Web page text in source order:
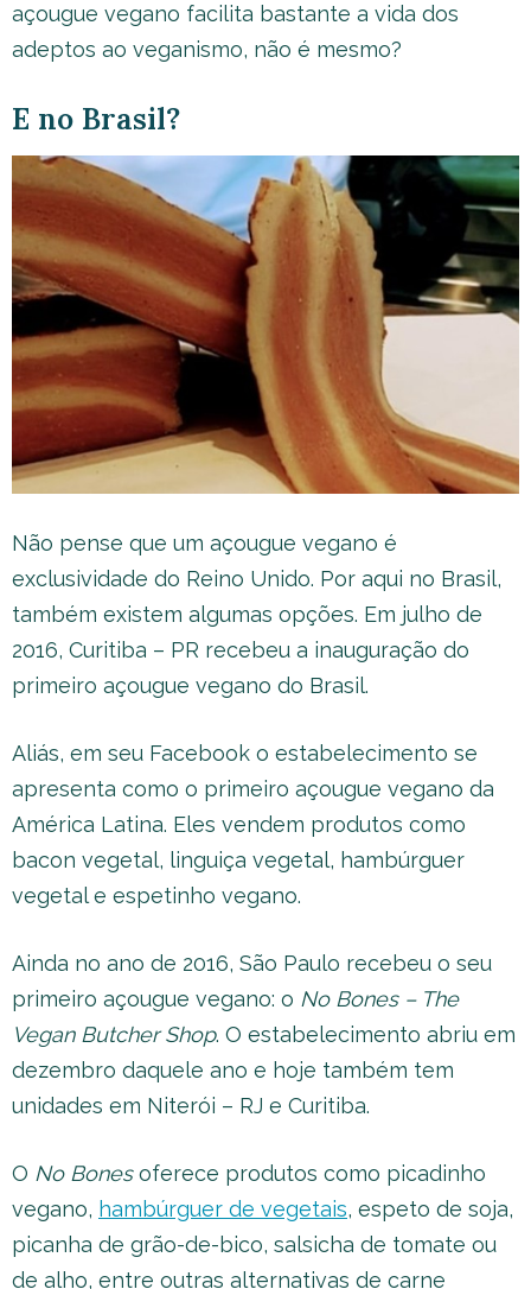
açougue vegano facilita bastante a vida dos
adeptos ao veganismo, não é mesmo?
E no Brasil?
Não pense que um açougue vegano é
exclusividade do Reino Unido. Por aqui no Brasil,
também existem algumas opções. Em julho de
2016, Curitiba – PR recebeu a inauguração do
primeiro açougue vegano do Brasil.
Aliás, em seu Facebook o estabelecimento se
apresenta como o primeiro açougue vegano da
América Latina. Eles vendem produtos como
bacon vegetal, linguiça vegetal, hambúrguer
vegetal e espetinho vegano.
Ainda no ano de 2016, São Paulo recebeu o seu
primeiro açougue vegano: o No Bones – The
Vegan Butcher Shop. O estabelecimento abriu em
dezembro daquele ano e hoje também tem
unidades em Niterói – RJ e Curitiba.
O No Bonesoferece produtos como picadinho
vegano, hambúrguer de vegetais, espeto de soja,
picanha de grão-de-bico, salsicha de tomate ou
de alho, entre outras alternativas de carne